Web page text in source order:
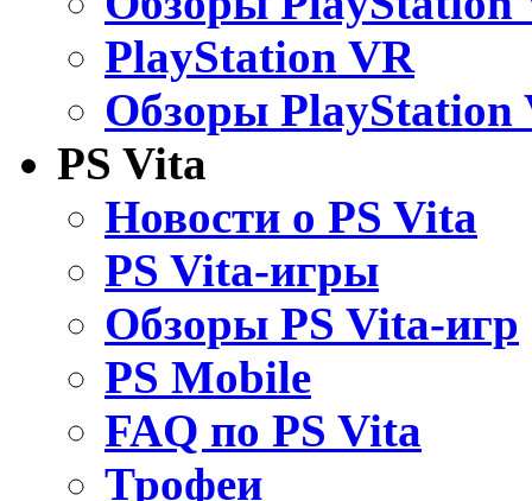
PlayStation VR
Обзоры PlayStation
PS Vita
Новости о PS Vita
PS Vita-игры
Обзоры PS Vita-игр
PS Mobile
FAQ по PS Vita
Трофеи